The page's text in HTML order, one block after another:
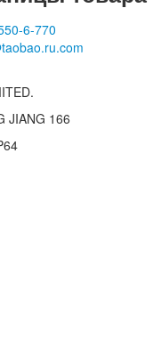
6-770
JIANG 166